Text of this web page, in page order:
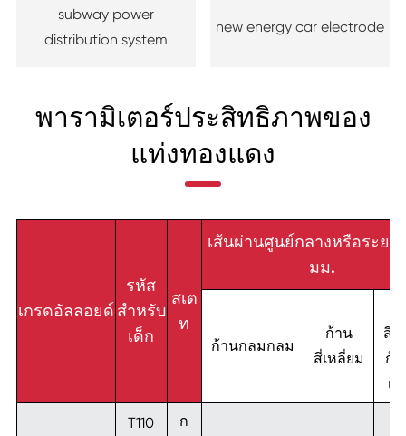
subway power
distribution system
new energy car electrode
พารามิเตอร์ประสิทธิภาพของ
แท่งทองแดง
เกรดอัลลอยด์
รหัส
สำหรับ
เด็ก
สเต
ท
เส้นผ่านศูนย์กลางหรือระย
มม.
ก้านกลมกลม
ก้าน
สี่เหลี่ยม
สี่เ
ก้
เ
T110
ก